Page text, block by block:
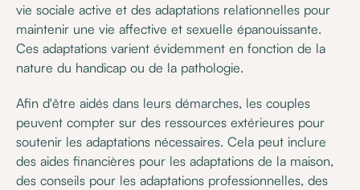
vie sociale active et des adaptations relationnelles pour
maintenir une vie affective et sexuelle épanouissante.
Ces adaptations varient évidemment en fonction de la
nature du handicap ou de la pathologie.
Afin d'être aidés dans leurs démarches, les couples
peuvent compter sur des ressources extérieures pour
soutenir les adaptations nécessaires. Cela peut inclure
des aides financières pour les adaptations de la maison,
des conseils pour les adaptations professionnelles, des